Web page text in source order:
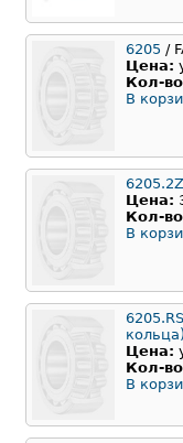
6205 /
Цена:
Кол-
В
Цена:
Кол-
В
Цена:
Кол-
В